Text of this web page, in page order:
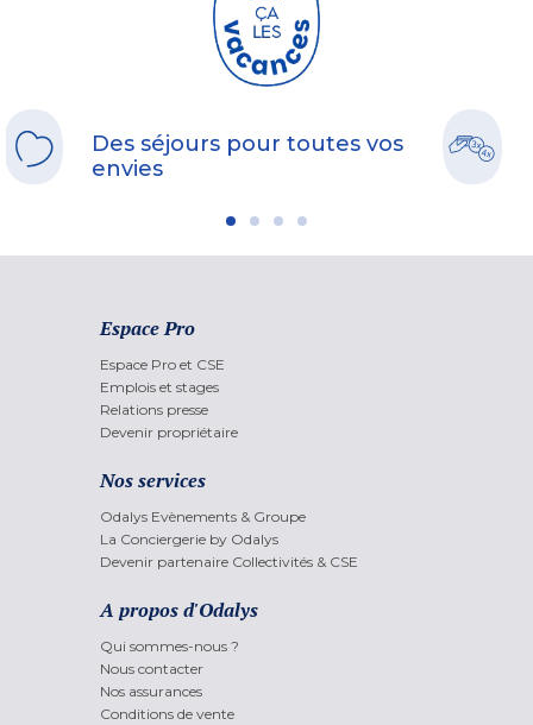
Des séjours pour toutes vos
envies
Espace Pro
Espace Pro et CSE
Emplois et stages
Relations presse
Devenir propriétaire
Nos services
Odalys Evènements & Groupe
La Conciergerie by Odalys
Devenir partenaire Collectivités & CSE
A propos d'Odalys
Qui sommes-nous ?
Nous contacter
Nos assurances
Conditions de vente